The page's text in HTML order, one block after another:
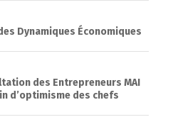
Dynamiques Économiques
des Entrepreneurs MAI
d’optimisme des chefs